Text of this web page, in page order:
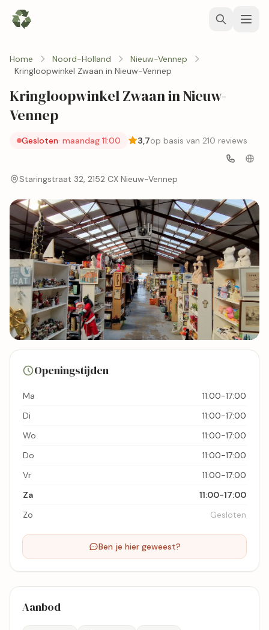
Home Noord-Holland
Nieuw-Vennep
Kringloopwinkel Zwaan in Nieuw-Vennep
Kringloopwinkel Zwaan in Nieuw-
Vennep
Gesloten· maandag 11:00 3,7op basis van 210 reviews
Staringstraat 32, 2152 CX Nieuw-Vennep
Bekijk kaart
Openingstijden
Ma
11:00-17:00
Di
11:00-17:00
Wo
11:00-17:00
Do
11:00-17:00
Vr
11:00-17:00
Za
11:00-17:00
Zo
Gesloten
Ben je hier geweest?
Aanbod